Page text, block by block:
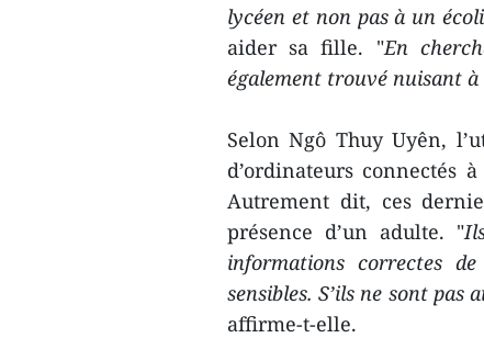
lycéen et non pas à un
aider sa fille. "En
également trouvé nuisant
Selon Ngô Thuy Uyên,
d’ordinateurs connectés
Autrement dit, ces
présence d’un adulte. "
informations correctes
sensibles. S’ils ne sont
affirme-t-elle.